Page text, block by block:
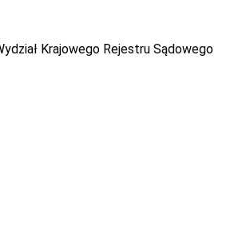
Krajowego Rejestru Sądowego